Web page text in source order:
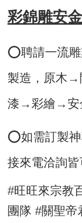
彩錦雕安金
⭕️聘請一流雕
製造，原木
漆→彩繪→安
⭕如需訂製
接來電洽詢皆
#旺旺來宗教
團隊 #關聖帝